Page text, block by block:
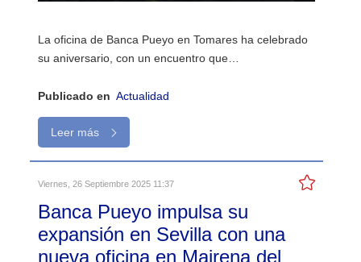
La oficina de Banca Pueyo en Tomares ha celebrado
su aniversario, con un encuentro que…
Publicado en Actualidad
Leer más
Viernes, 26 Septiembre 2025 11:37
Banca Pueyo impulsa su
expansión en Sevilla con una
nueva oficina en Mairena del